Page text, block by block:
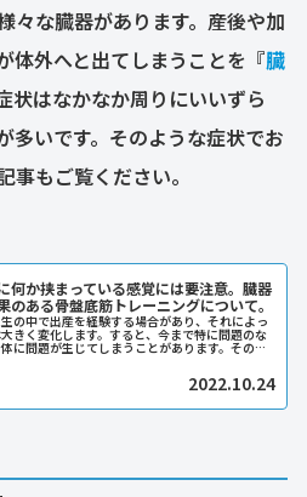
々な臓器があります。産後や加
体外へと出てしまうことを『臓
状はなかなか周りにいいずら
多いです。そのような症状でお
事もご覧ください。
何か挟まっている感覚には要注意。臓器
のある骨盤底筋トレーニングについて。
の中で出産を経験する場合があり、それによっ
きく変化します。すると、今まで特に問題のな
に問題が生じてしまうことがあります。その問
2022.10.24